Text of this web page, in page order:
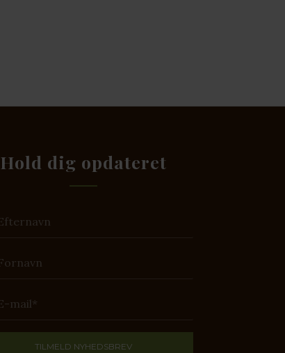
Hold dig opdateret